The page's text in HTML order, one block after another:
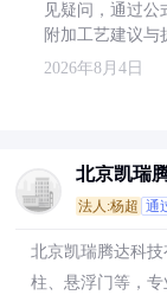
见疑问，通过
附加工艺建议与
2026年8月4日
北京凯瑞
法人:杨超 通
北京凯瑞腾达科
柱、悬浮门等，专